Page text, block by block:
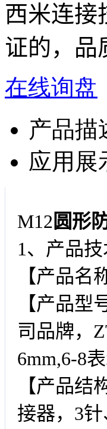
西米连接
证的，品
在线询盘
产品描
应用展
M12圆形
1、产品
【产品
【产品
司品牌，
6mm,6-8
【产品
接器，3